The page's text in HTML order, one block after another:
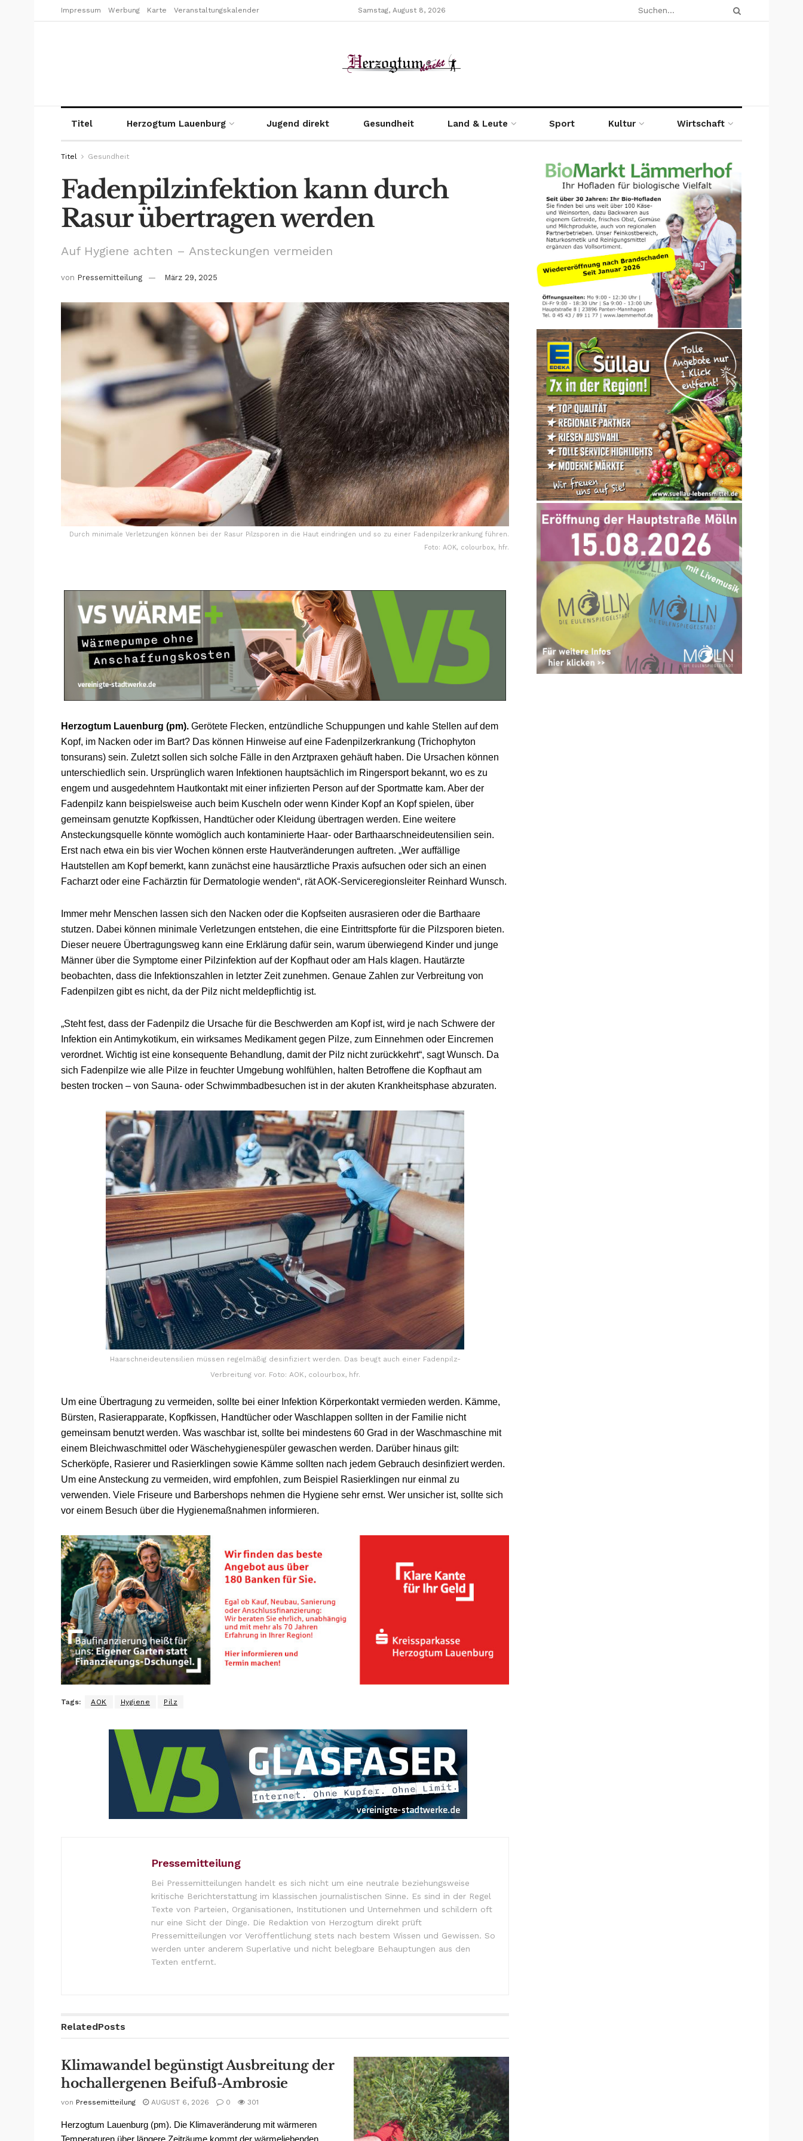
Impressum Werbung Karte Veranstaltungskalender Samstag, August 8, 2026
Titel Herzogtum Lauenburg Jugend direkt Gesundheit Land & Leute Sport Kultur Wirtschaft
Titel Gesundheit
Fadenpilzinfektion kann durch
Rasur übertragen werden
Auf Hygiene achten – Ansteckungen vermeiden
von Pressemitteilung März 29, 2025
Durch minimale Verletzungen können bei der Rasur Pilzsporen in die Haut eindringen und so zu einer Fadenpilzerkrankung führen.
Foto: AOK, colourbox, hfr.
Herzogtum Lauenburg (pm). Gerötete Flecken, entzündliche Schuppungen und kahle Stellen auf dem
Kopf, im Nacken oder im Bart? Das können Hinweise auf eine Fadenpilzerkrankung (Trichophyton
tonsurans) sein. Zuletzt sollen sich solche Fälle in den Arztpraxen gehäuft haben. Die Ursachen können
unterschiedlich sein. Ursprünglich waren Infektionen hauptsächlich im Ringersport bekannt, wo es zu
engem und ausgedehntem Hautkontakt mit einer infizierten Person auf der Sportmatte kam. Aber der
Fadenpilz kann beispielsweise auch beim Kuscheln oder wenn Kinder Kopf an Kopf spielen, über
gemeinsam genutzte Kopfkissen, Handtücher oder Kleidung übertragen werden. Eine weitere
Ansteckungsquelle könnte womöglich auch kontaminierte Haar- oder Barthaarschneideutensilien sein.
Erst nach etwa ein bis vier Wochen können erste Hautveränderungen auftreten. „Wer auffällige
Hautstellen am Kopf bemerkt, kann zunächst eine hausärztliche Praxis aufsuchen oder sich an einen
Facharzt oder eine Fachärztin für Dermatologie wenden“, rät AOK-Serviceregionsleiter Reinhard Wunsch.
Immer mehr Menschen lassen sich den Nacken oder die Kopfseiten ausrasieren oder die Barthaare
stutzen. Dabei können minimale Verletzungen entstehen, die eine Eintrittspforte für die Pilzsporen bieten.
Dieser neuere Übertragungsweg kann eine Erklärung dafür sein, warum überwiegend Kinder und junge
Männer über die Symptome einer Pilzinfektion auf der Kopfhaut oder am Hals klagen. Hautärzte
beobachten, dass die Infektionszahlen in letzter Zeit zunehmen. Genaue Zahlen zur Verbreitung von
Fadenpilzen gibt es nicht, da der Pilz nicht meldepflichtig ist.
„Steht fest, dass der Fadenpilz die Ursache für die Beschwerden am Kopf ist, wird je nach Schwere der
Infektion ein Antimykotikum, ein wirksames Medikament gegen Pilze, zum Einnehmen oder Eincremen
verordnet. Wichtig ist eine konsequente Behandlung, damit der Pilz nicht zurückkehrt“, sagt Wunsch. Da
sich Fadenpilze wie alle Pilze in feuchter Umgebung wohlfühlen, halten Betroffene die Kopfhaut am
besten trocken – von Sauna- oder Schwimmbadbesuchen ist in der akuten Krankheitsphase abzuraten.
Haarschneideutensilien müssen regelmäßig desinfiziert werden. Das beugt auch einer Fadenpilz-
Verbreitung vor. Foto: AOK, colourbox, hfr.
Um eine Übertragung zu vermeiden, sollte bei einer Infektion Körperkontakt vermieden werden. Kämme,
Bürsten, Rasierapparate, Kopfkissen, Handtücher oder Waschlappen sollten in der Familie nicht
gemeinsam benutzt werden. Was waschbar ist, sollte bei mindestens 60 Grad in der Waschmaschine mit
einem Bleichwaschmittel oder Wäschehygienespüler gewaschen werden. Darüber hinaus gilt:
Scherköpfe, Rasierer und Rasierklingen sowie Kämme sollten nach jedem Gebrauch desinfiziert werden.
Um eine Ansteckung zu vermeiden, wird empfohlen, zum Beispiel Rasierklingen nur einmal zu
verwenden. Viele Friseure und Barbershops nehmen die Hygiene sehr ernst. Wer unsicher ist, sollte sich
vor einem Besuch über die Hygienemaßnahmen informieren.
Tags: AOK Hygiene Pilz
Pressemitteilung
Bei Pressemitteilungen handelt es sich nicht um eine neutrale beziehungsweise
kritische Berichterstattung im klassischen journalistischen Sinne. Es sind in der Regel
Texte von Parteien, Organisationen, Institutionen und Unternehmen und schildern oft
nur eine Sicht der Dinge. Die Redaktion von Herzogtum direkt prüft
Pressemitteilungen vor Veröffentlichung stets nach bestem Wissen und Gewissen. So
werden unter anderem Superlative und nicht belegbare Behauptungen aus den
Texten entfernt.
RelatedPosts
Klimawandel begünstigt Ausbreitung der
hochallergenen Beifuß-Ambrosie
von Pressemitteilung AUGUST 6, 2026 0 301
Herzogtum Lauenburg (pm). Die Klimaveränderung mit wärmeren